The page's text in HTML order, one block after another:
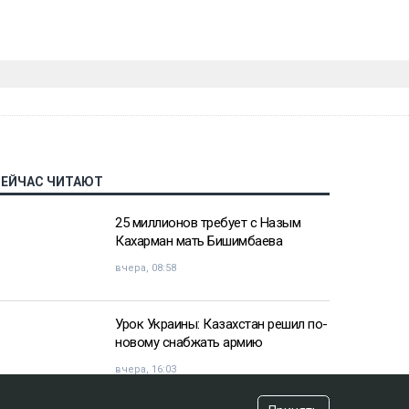
ЧИТАЮТ
25 миллионов требует с Назым
Кахарман мать Бишимбаева
вчера, 08:58
Урок Украины: Казахстан решил по-
новому снабжать армию
вчера, 16:03